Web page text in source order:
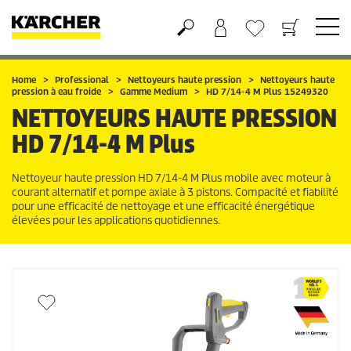
Panier
Mes Favoris
Home Professional Nettoyeurs haute pression
Nettoyeurs haute
pression à eau froide
Gamme Medium HD 7/14-4 M Plus 15249320
NETTOYEURS HAUTE PRESSION
HD 7/14-4 M Plus
Nettoyeur haute pression HD 7/14-4 M Plus mobile avec moteur à
courant alternatif et pompe axiale à 3 pistons. Compacité et fiabilité
pour une efficacité de nettoyage et une efficacité énergétique
élevées pour les applications quotidiennes.